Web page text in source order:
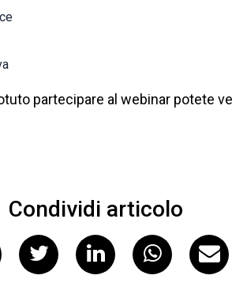
partecipare al webinar potete
Condividi articolo